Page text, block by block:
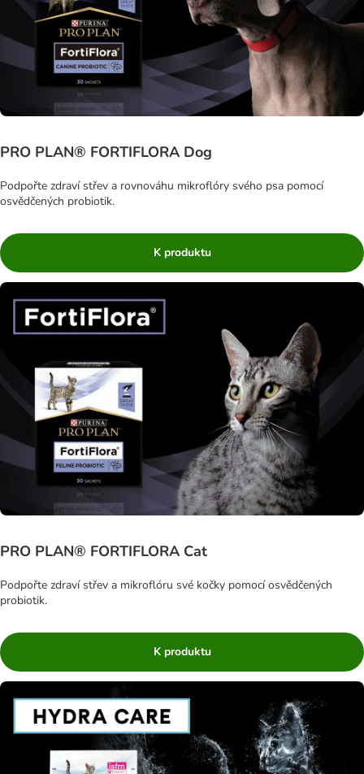
PRO PLAN® FORTIFLORA Dog
Podpořte zdraví střev a rovnováhu mikroflóry svého psa pomocí
osvědčených probiotik.
K produktu
PRO PLAN® FORTIFLORA Cat
Podpořte zdraví střev a mikroflóru své kočky pomocí osvědčených
probiotik.
K produktu